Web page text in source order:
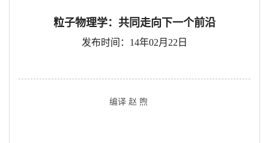
粒子物理学：共同走向下一个前沿
发布时间：14年02月22日
编译 赵 煦